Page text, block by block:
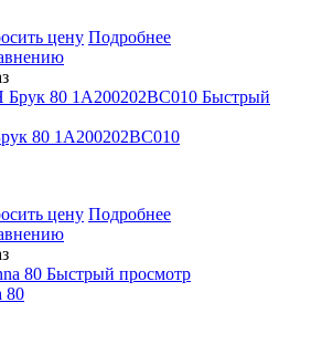
цену Подробнее
Быстрый
80 1A200202BC010
цену Подробнее
Быстрый просмотр
80